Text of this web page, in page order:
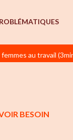
au travail
BESOIN